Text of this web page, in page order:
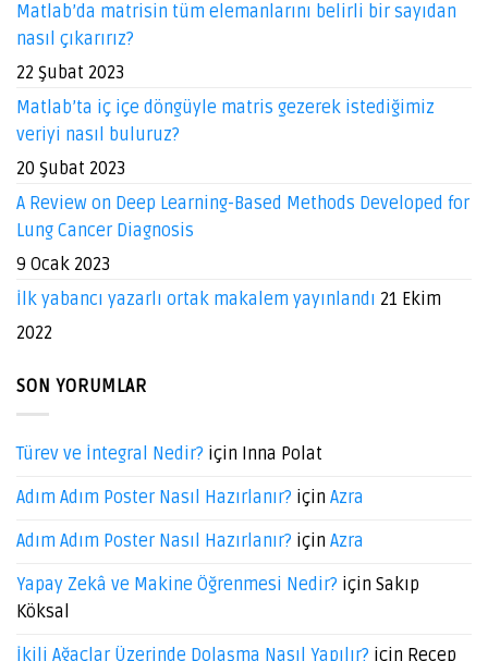
Matlab’da matrisin tüm elemanlarını belirli bir sayıdan
nasıl çıkarırız?
22 Şubat 2023
Matlab’ta iç içe döngüyle matris gezerek istediğimiz
veriyi nasıl buluruz?
20 Şubat 2023
A Review on Deep Learning-Based Methods Developed for
Lung Cancer Diagnosis
9 Ocak 2023
İlk yabancı yazarlı ortak makalem yayınlandı 21 Ekim
2022
SON YORUMLAR
Türev ve İntegral Nedir? için Inna Polat
Adım Adım Poster Nasıl Hazırlanır? için Azra
Adım Adım Poster Nasıl Hazırlanır? için Azra
Yapay Zekâ ve Makine Öğrenmesi Nedir? için Sakıp
Köksal
İkili Ağaçlar Üzerinde Dolaşma Nasıl Yapılır? için Recep